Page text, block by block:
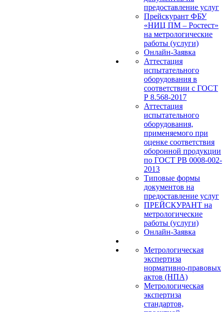
предоставление услуг
Прейскурант ФБУ
«НИЦ ПМ – Ростест»
на метрологические
работы (услуги)
Онлайн-Заявка
Аттестация
испытательного
оборудования в
соответствии с ГОСТ
Р 8.568-2017
Аттестация
испытательного
оборудования,
применяемого при
оценке соответствия
оборонной продукции
по ГОСТ РВ 0008-002-
2013
Типовые формы
документов на
предоставление услуг
ПРЕЙСКУРАНТ на
метрологические
работы (услуги)
Онлайн-Заявка
Метрологическая
экспертиза
нормативно-правовых
актов (НПА)
Метрологическая
экспертиза
стандартов,